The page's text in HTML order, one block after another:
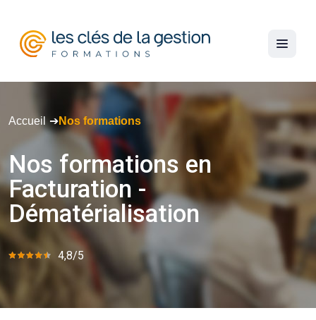
Accueil Nos formations
Nos formations en
Facturation -
Dématérialisation
4,8/5